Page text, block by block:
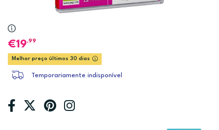
19,99
Melhor preço últimos 30 dias
Temporariamente indisponível